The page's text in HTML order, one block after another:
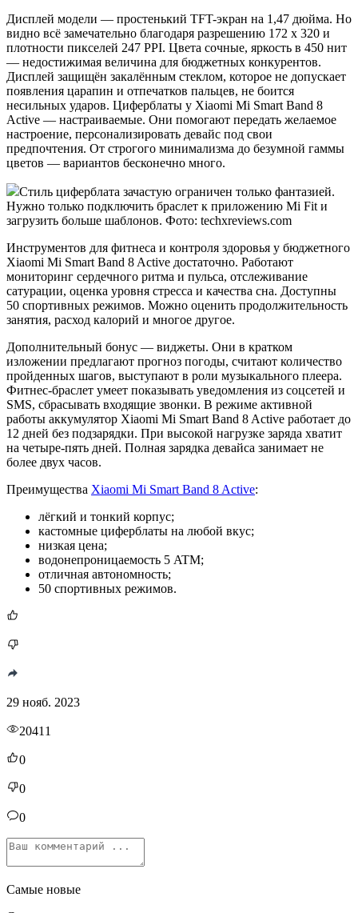
Дисплей модели — простенький TFT-экран на 1,47 дюйма. Но
видно всё замечательно благодаря разрешению 172 х 320 и
плотности пикселей 247 PPI. Цвета сочные, яркость в 450 нит
— недостижимая величина для бюджетных конкурентов.
Дисплей защищён закалённым стеклом, которое не допускает
появления царапин и отпечатков пальцев, не боится
несильных ударов. Циферблаты у Xiaomi Mi Smart Band 8
Active — настраиваемые. Они помогают передать желаемое
настроение, персонализировать девайс под свои
предпочтения. От строгого минимализма до безумной гаммы
цветов — вариантов бесконечно много.
Стиль циферблата зачастую ограничен только фантазией.
Нужно только подключить браслет к приложению Mi Fit и
загрузить больше шаблонов. Фото: techxreviews.com
Инструментов для фитнеса и контроля здоровья у бюджетного
Xiaomi Mi Smart Band 8 Active достаточно. Работают
мониторинг сердечного ритма и пульса, отслеживание
сатурации, оценка уровня стресса и качества сна. Доступны
50 спортивных режимов. Можно оценить продолжительность
занятия, расход калорий и многое другое.
Дополнительный бонус — виджеты. Они в кратком
изложении предлагают прогноз погоды, считают количество
пройденных шагов, выступают в роли музыкального плеера.
Фитнес-браслет умеет показывать уведомления из соцсетей и
SMS, сбрасывать входящие звонки. В режиме активной
работы аккумулятор Xiaomi Mi Smart Band 8 Active работает до
12 дней без подзарядки. При высокой нагрузке заряда хватит
на четыре-пять дней. Полная зарядка девайса занимает не
более двух часов.
Преимущества Xiaomi Mi Smart Band 8 Active:
лёгкий и тонкий корпус;
кастомные циферблаты на любой вкус;
низкая цена;
водонепроницаемость 5 ATM;
отличная автономность;
50 спортивных режимов.
29 нояб. 2023
20411
0
0
0
Самые новые